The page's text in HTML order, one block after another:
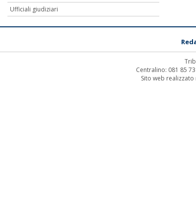
Ufficiali giudiziari
Centralino: 081 85
Sito web